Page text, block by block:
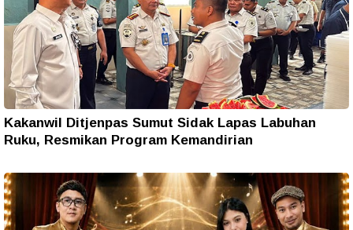
Kakanwil Ditjenpas Sumut Sidak Lapas Labuhan
Ruku, Resmikan Program Kemandirian